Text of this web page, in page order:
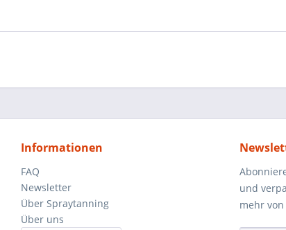
Informationen
FAQ
Newsletter
Über Spraytanning
Über uns
und
mehr